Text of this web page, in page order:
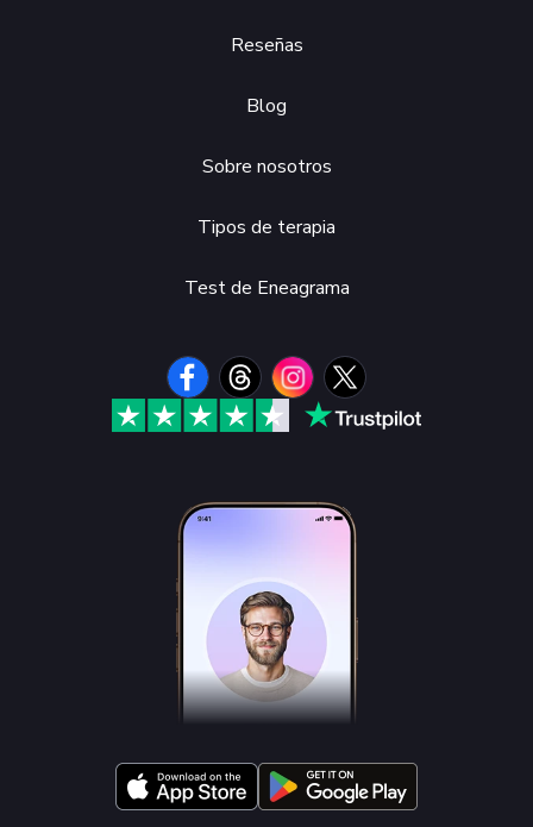
Reseñas
Blog
Sobre nosotros
Tipos de terapia
Test de Eneagrama